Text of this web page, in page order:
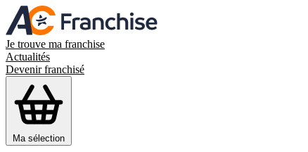
Je trouve ma franchise
Actualités
Devenir franchisé
Ma sélection